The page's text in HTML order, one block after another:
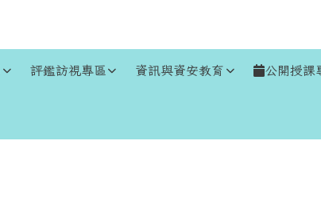
評鑑訪視專區 資訊與資安教育 公開授課